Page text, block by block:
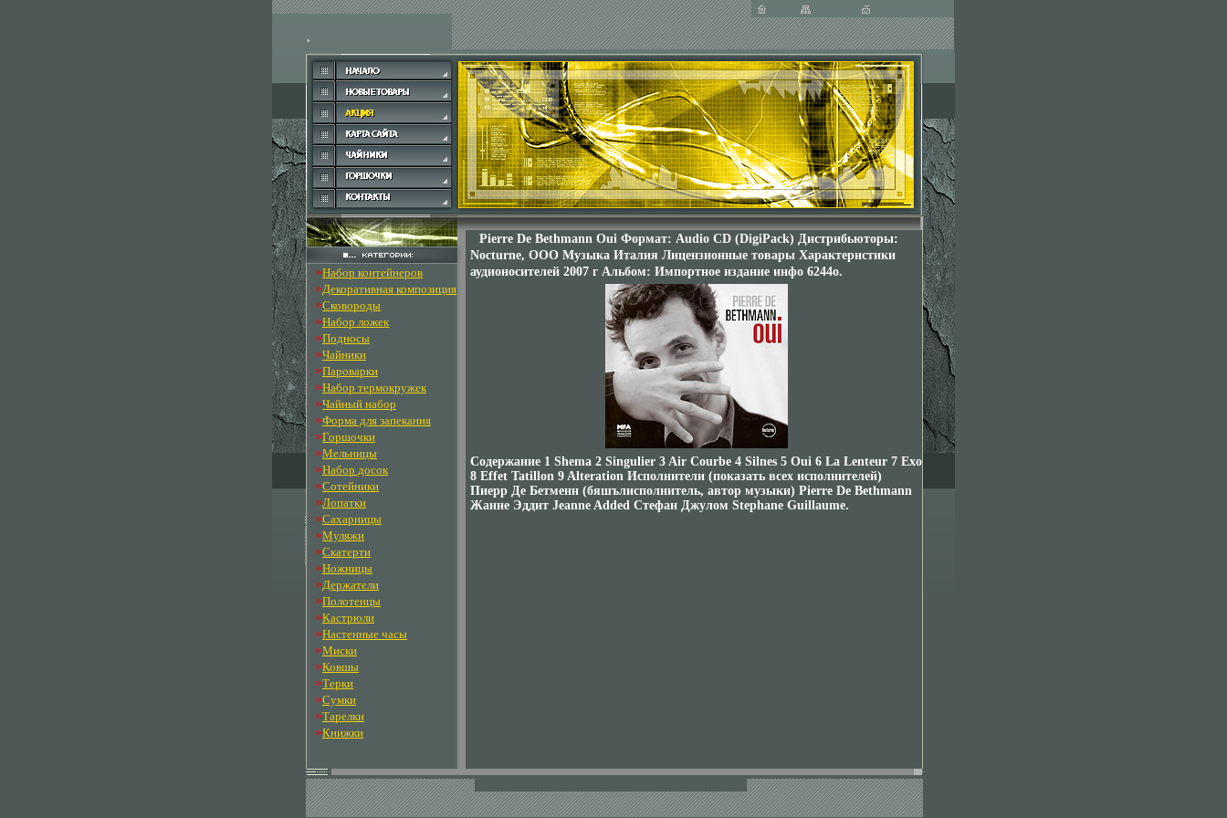
»Набор контейнеров
»Декоративная композиция
»Сковороды
»Набор ложек
»Подносы
»Чайники
»Пароварки
»Набор термокружек
»Чайный набор
»Форма для запекания
»Горшочки
»Мельницы
»Набор досок
»Сотейники
»Лопатки
»Сахарницы
»Муляжи
»Скатерти
»Ножницы
»Держатели
»Полотенцы
»Кастрюли
»Настенные часы
»Миски
»Ковшы
»Терки
»Сумки
»Тарелки
»Книжки
Pierre De Bethmann Oui Формат: Audio CD (DigiPack) Дистрибьюторы:
Nocturne, ООО Музыка Италия Лицензионные товары Характеристики
аудионосителей 2007 г Альбом: Импортное издание инфо 6244o.
Содержание 1 Shema 2 Singulier 3 Air Courbe 4 Silnes 5 Oui 6 La Lenteur 7 Exo
8 Effet Tatillon 9 Alteration Исполнители (показать всех исполнителей)
Пиерр Де Бетменн (бяшълисполнитель, автор музыки) Pierre De Bethmann
Жанне Эддит Jeanne Added Стефан Джулом Stephane Guillaume.